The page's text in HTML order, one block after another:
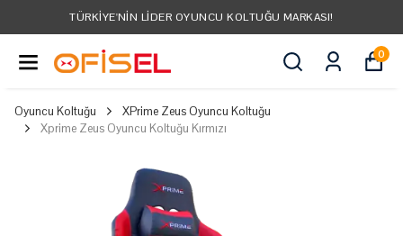
OYUNCU KOLTUĞU MARKASI!
0
Oyuncu Koltuğu
XPrime Zeus Oyuncu Koltuğu
Xprime Zeus Oyuncu Koltuğu Kırmızı